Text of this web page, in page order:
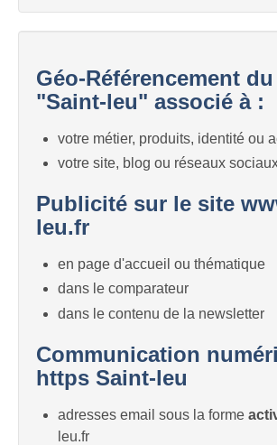
Géo-Référencement
"Saint-leu" associé à :
votre métier, produits, identité ou
votre site, blog ou réseaux
Publicité sur le site
leu.fr
en page d'accueil ou thématique
dans le comparateur
dans le contenu de la newsletter
Communication
https Saint-leu
adresses email sous la forme
leu.fr